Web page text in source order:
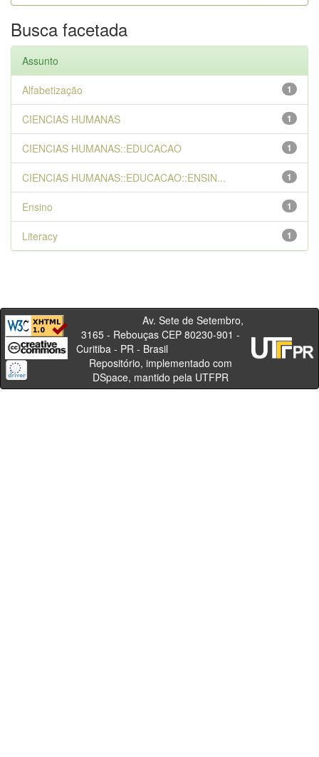
Busca facetada
Assunto
1
Alfabetização
1
CIENCIAS HUMANAS
1
CIENCIAS HUMANAS::EDUCACAO
1
CIENCIAS HUMANAS::EDUCACAO::ENSIN...
1
Ensino
1
Literacy
Av. Sete de Setembro,
3165 - Rebouças CEP 80230-901 -
Curitiba - PR - Brasil
Repositório, implementado com
DSpace, mantido pela UTFPR